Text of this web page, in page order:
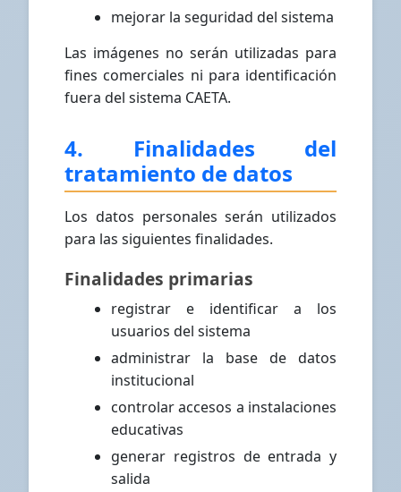
mejorar la seguridad del sistema
Las imágenes no serán utilizadas para
fines comerciales ni para identificación
fuera del sistema CAETA.
4. Finalidades del
tratamiento de datos
Los datos personales serán utilizados
para las siguientes finalidades.
Finalidades primarias
registrar e identificar a los
usuarios del sistema
administrar la base de datos
institucional
controlar accesos a instalaciones
educativas
generar registros de entrada y
salida